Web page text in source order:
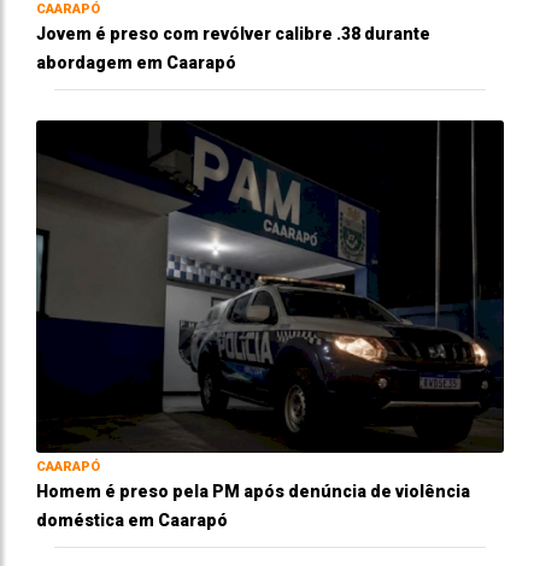
CAARAPÓ
Jovem é preso com revólver calibre .38 durante
abordagem em Caarapó
CAARAPÓ
Homem é preso pela PM após denúncia de violência
doméstica em Caarapó